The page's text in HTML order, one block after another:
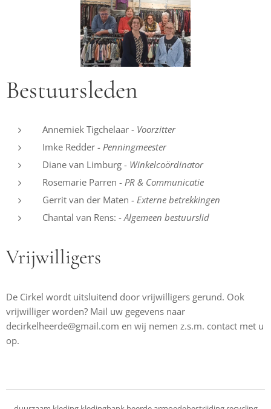
Bestuursleden
Annemiek Tigchelaar - Voorzitter
Imke Redder - Penningmeester
Diane van Limburg - Winkelcoördinator
Rosemarie Parren - PR & Communicatie
Gerrit van der Maten - Externe betrekkingen
Chantal van Rens: - Algemeen bestuurslid
Vrijwilligers
De Cirkel wordt uitsluitend door vrijwilligers gerund. Ook
vrijwilliger worden? Mail uw gegevens naar
decirkelheerde@gmail.com en wij nemen z.s.m. contact met u
op.